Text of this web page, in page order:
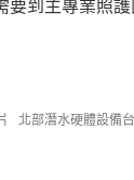
要到主專業照
北部潛水硬體設備